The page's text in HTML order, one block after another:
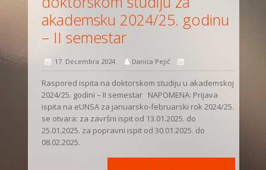
akademsku 2024/25. godinu
– II semestar
17. Decembra 2024. Danica Pejić
Raspored ispita na doktorskom studiju u akademskoj
2024/25. godini – II semestar NAPOMENA: Prijava
ispita na eUNSA za januarsko-februarski rok 2024/25.
se otvara: za završni ispit od 13.01.2025. do
25.01.2025. za popravni ispit od 30.01.2025. do
08.02.2025.